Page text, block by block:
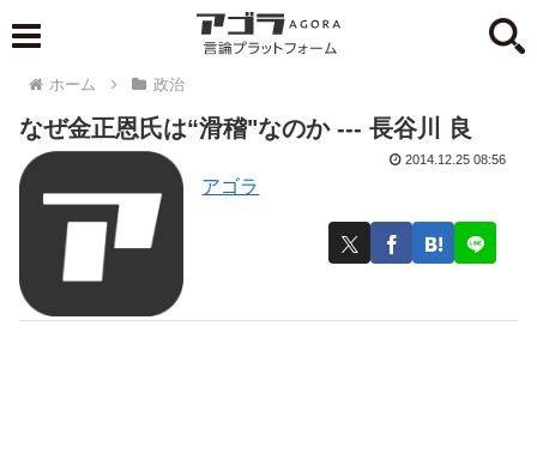
ホーム 政治
なぜ金正恩氏は“滑稽"なのか --- 長谷川 良
アゴラ
2014.12.25 08:56